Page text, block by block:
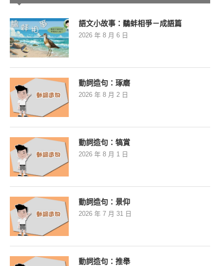
語文小故事：鷸蚌相爭－成語篇
2026 年 8 月 6 日
動詞造句：琢磨
2026 年 8 月 2 日
動詞造句：犒賞
2026 年 8 月 1 日
動詞造句：景仰
2026 年 7 月 31 日
動詞造句：推舉